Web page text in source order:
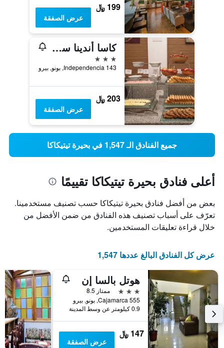
199 ﷼
عرض الصفقة
كاسا أندينا ستاندارد بونو
3 نجوم
Independencia 143, بونو, بيرو
203 ﷼
عرض الصفقة
جميع الفنادق الـ 1,547 في بحيرة تيتيكاكا
أعلى فنادق بحيرة تيتيكاكا تقييمًا
بعض من أفضل فنادق بحيرة تيتيكاكا حسب تصنيف مستخدمينا.
تعرّف على أسباب تصنيف هذه الفنادق من ضمن الأفضل من
خلال قراءة تعليقات المستخدمين.
عرض كل الفنادق البالغ عددها 1,547
هوتل بالسا إن
3 نجوم
ممتاز 8.5
Cajamarca 555, بونو, بيرو
0.9 كيلومتر عن وسط المدينة
147 ﷼
عرض الصفقة